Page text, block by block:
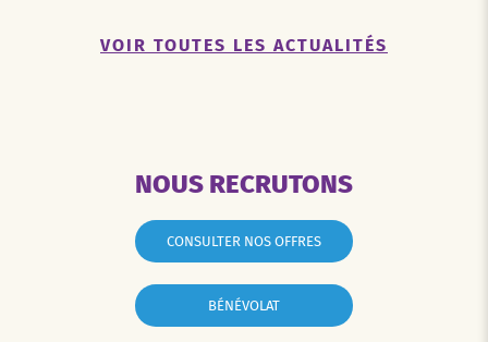
VOIR TOUTES LES ACTUALITÉS
NOUS RECRUTONS
CONSULTER NOS OFFRES
BÉNÉVOLAT